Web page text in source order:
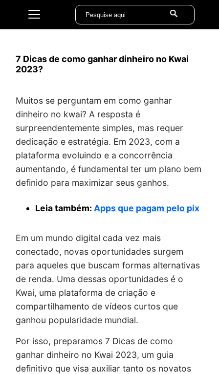
7 Dicas de como ganhar dinheiro no Kwai
2023?
Muitos se perguntam em como ganhar
dinheiro no kwai? A resposta é
surpreendentemente simples, mas requer
dedicação e estratégia. Em 2023, com a
plataforma evoluindo e a concorrência
aumentando, é fundamental ter um plano bem
definido para maximizar seus ganhos.
Leia também: Apps que pagam pelo pix
Em um mundo digital cada vez mais
conectado, novas oportunidades surgem
para aqueles que buscam formas alternativas
de renda. Uma dessas oportunidades é o
Kwai, uma plataforma de criação e
compartilhamento de vídeos curtos que
ganhou popularidade mundial.
Por isso, preparamos 7 Dicas de como
ganhar dinheiro no Kwai 2023, um guia
definitivo que visa auxiliar tanto os novatos